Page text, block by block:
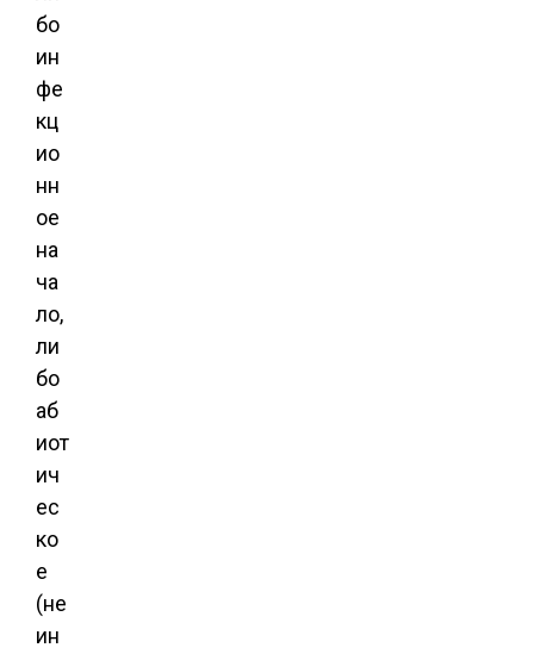
бо
ин
фе
кц
ио
нн
ое
на
ча
ло,
ли
бо
аб
иот
ич
ес
ко
е
(не
ин